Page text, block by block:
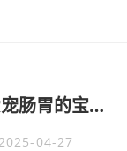
狗狗卫仕益生菌直播 健康呵护爱宠肠胃的宝藏好物不容错过
2025-04-27